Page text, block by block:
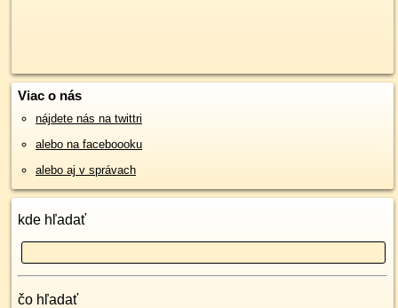
Viac o nás
nájdete nás na twittri
alebo na faceboooku
alebo aj v správach
kde hľadať
čo hľadať